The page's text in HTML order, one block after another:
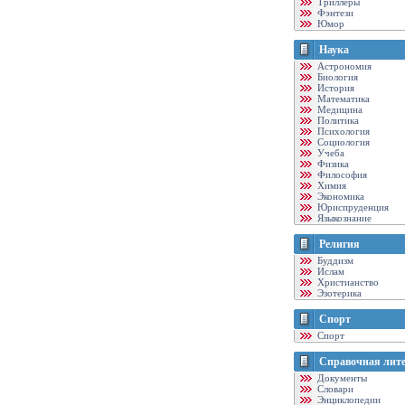
Фэнтези
Юмор
Наука
Астрономия
Биология
История
Математика
Медицина
Политика
Психология
Социология
Учеба
Физика
Философия
Химия
Экономика
Юриспруденция
Языкознание
Религия
Буддизм
Ислам
Христианство
Эзотерика
Спорт
Спорт
Справочная
Документы
Словари
Энциклопедии